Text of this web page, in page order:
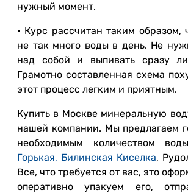
нужный момент.
• Курс рассчитан таким образом,
не так много воды в день. Не
над собой и выпивать сразу
Грамотно составленная схема
этот процесс легким и приятным.
Купить в Москве минеральную
нашей компании. Мы предлагаем
необходимым количеством
Горькая, Билинская Киселка,
Все, что требуется от вас, это
оперативно упакуем его,